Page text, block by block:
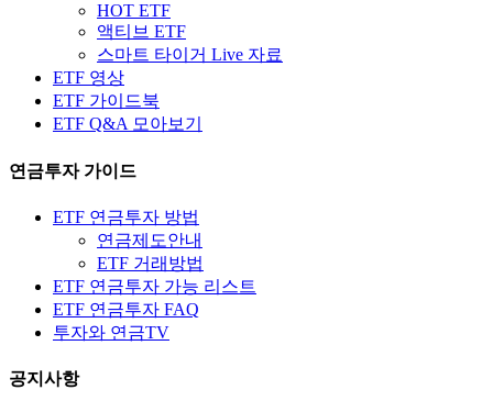
HOT ETF
액티브 ETF
스마트 타이거 Live 자료
ETF 영상
ETF 가이드북
ETF Q&A 모아보기
연금투자 가이드
ETF 연금투자 방법
연금제도안내
ETF 거래방법
ETF 연금투자 가능 리스트
ETF 연금투자 FAQ
투자와 연금TV
공지사항